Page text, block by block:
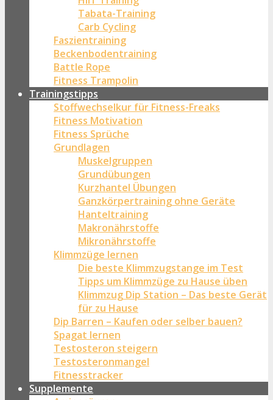
Tabata-Training
Carb Cycling
Faszientraining
Beckenbodentraining
Battle Rope
Fitness Trampolin
Trainingstipps
Stoffwechselkur für Fitness-Freaks
Fitness Motivation
Fitness Sprüche
Grundlagen
Muskelgruppen
Grundübungen
Kurzhantel Übungen
Ganzkörpertraining ohne Geräte
Hanteltraining
Makronährstoffe
Mikronährstoffe
Klimmzüge lernen
Die beste Klimmzugstange im Test
Tipps um Klimmzüge zu Hause üben
Klimmzug Dip Station – Das beste Gerät
für zu Hause
Dip Barren – Kaufen oder selber bauen?
Spagat lernen
Testosteron steigern
Testosteronmangel
Fitnesstracker
Supplemente